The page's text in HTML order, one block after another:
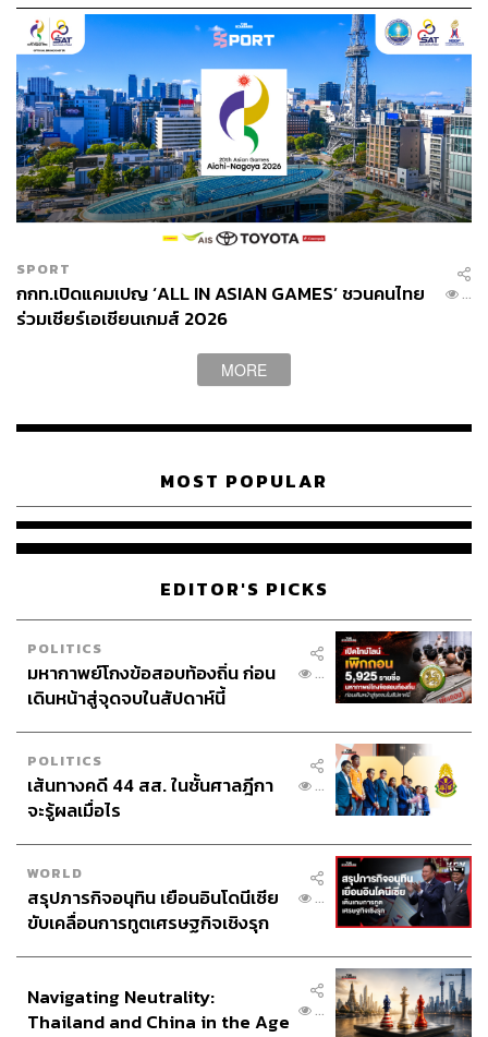
SPORT
กกท.เปิดแคมเปญ ‘ALL IN ASIAN GAMES’ ชวนคนไทย
ร่วมเชียร์เอเชียนเกมส์ 2026
...
MORE
MOST POPULAR
EDITOR'S PICKS
POLITICS
มหากาพย์โกงข้อสอบท้องถิ่น ก่อน
เดินหน้าสู่จุดจบในสัปดาห์นี้
...
POLITICS
เส้นทางคดี 44 สส. ในชั้นศาลฎีกา
จะรู้ผลเมื่อไร
...
WORLD
สรุปภารกิจอนุทิน เยือนอินโดนีเซีย
ขับเคลื่อนการทูตเศรษฐกิจเชิงรุก
...
Navigating Neutrality:
Thailand and China in the Age
...